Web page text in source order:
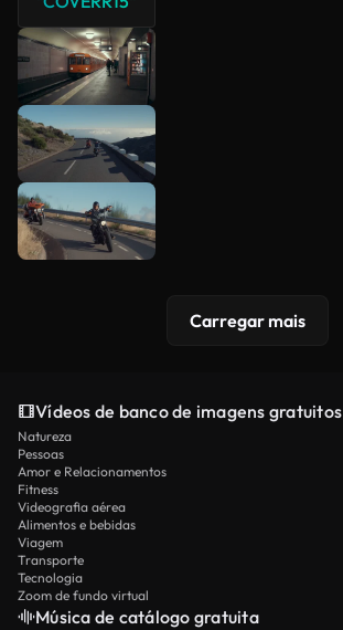
Carregar mais
Vídeos de banco de imagens gratuitos
Natureza
Pessoas
Amor e Relacionamentos
Fitness
Videografia aérea
Alimentos e bebidas
Viagem
Transporte
Tecnologia
Zoom de fundo virtual
Música de catálogo gratuita